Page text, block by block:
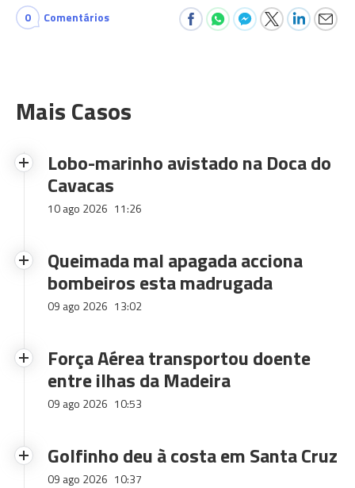
0 Comentários
Mais Casos
Lobo-marinho avistado na Doca do
Cavacas
10 ago 2026 11:26
Queimada mal apagada acciona
bombeiros esta madrugada
09 ago 2026 13:02
Força Aérea transportou doente
entre ilhas da Madeira
09 ago 2026 10:53
Golfinho deu à costa em Santa Cruz
09 ago 2026 10:37